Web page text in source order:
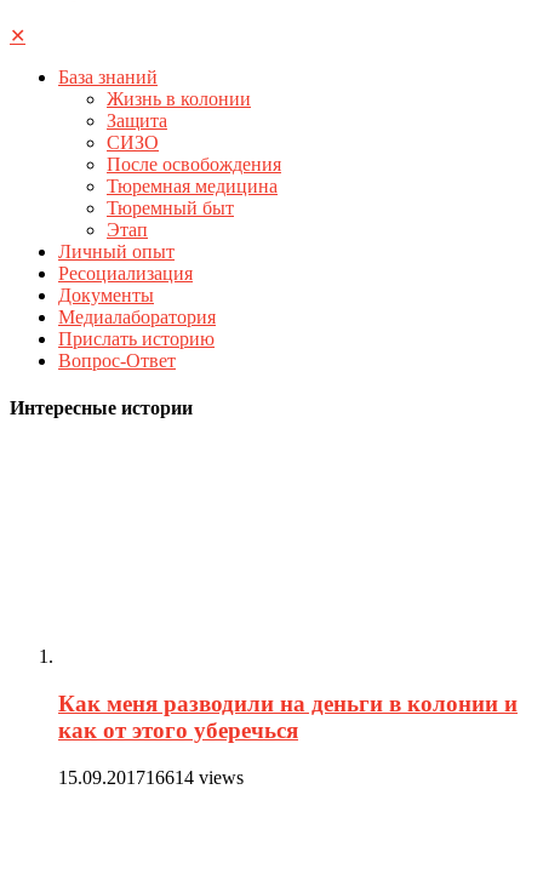
✕
База знаний
Жизнь в колонии
Защита
СИЗО
После освобождения
Тюремная медицина
Тюремный быт
Этап
Личный опыт
Ресоциализация
Документы
Медиалаборатория
Прислать историю
Вопрос-Ответ
Интересные истории
Как меня разводили на деньги в колонии и
как от этого уберечься
15.09.201716614 views